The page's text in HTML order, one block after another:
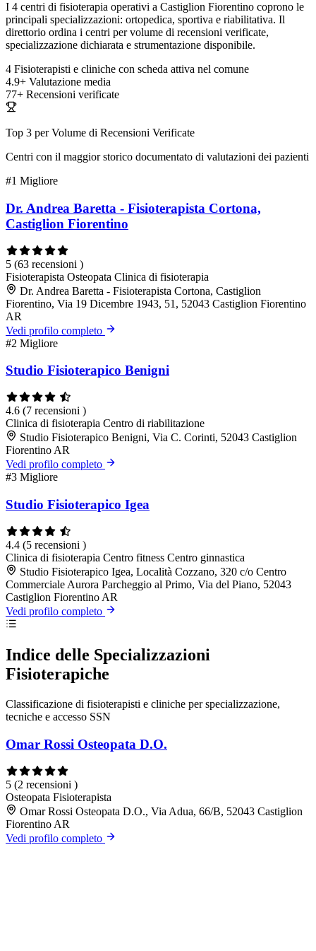
I 4 centri di fisioterapia operativi a Castiglion Fiorentino coprono le
principali specializzazioni: ortopedica, sportiva e riabilitativa. Il
direttorio ordina i centri per volume di recensioni verificate,
specializzazione dichiarata e strumentazione disponibile.
4 Fisioterapisti e cliniche con scheda attiva nel comune
4.9+ Valutazione media
77+ Recensioni verificate
Top 3 per Volume di Recensioni Verificate
Centri con il maggior storico documentato di valutazioni dei pazienti
#1 Migliore
Dr. Andrea Baretta - Fisioterapista Cortona,
Castiglion Fiorentino
5 (63 recensioni )
Fisioterapista Osteopata Clinica di fisioterapia
Dr. Andrea Baretta - Fisioterapista Cortona, Castiglion
Fiorentino, Via 19 Dicembre 1943, 51, 52043 Castiglion Fiorentino
AR
Vedi profilo completo
#2 Migliore
Studio Fisioterapico Benigni
4.6 (7 recensioni )
Clinica di fisioterapia Centro di riabilitazione
Studio Fisioterapico Benigni, Via C. Corinti, 52043 Castiglion
Fiorentino AR
Vedi profilo completo
#3 Migliore
Studio Fisioterapico Igea
4.4 (5 recensioni )
Clinica di fisioterapia Centro fitness Centro ginnastica
Studio Fisioterapico Igea, Località Cozzano, 320 c/o Centro
Commerciale Aurora Parcheggio al Primo, Via del Piano, 52043
Castiglion Fiorentino AR
Vedi profilo completo
Indice delle Specializzazioni
Fisioterapiche
Classificazione di fisioterapisti e cliniche per specializzazione,
tecniche e accesso SSN
Omar Rossi Osteopata D.O.
5 (2 recensioni )
Osteopata Fisioterapista
Omar Rossi Osteopata D.O., Via Adua, 66/B, 52043 Castiglion
Fiorentino AR
Vedi profilo completo